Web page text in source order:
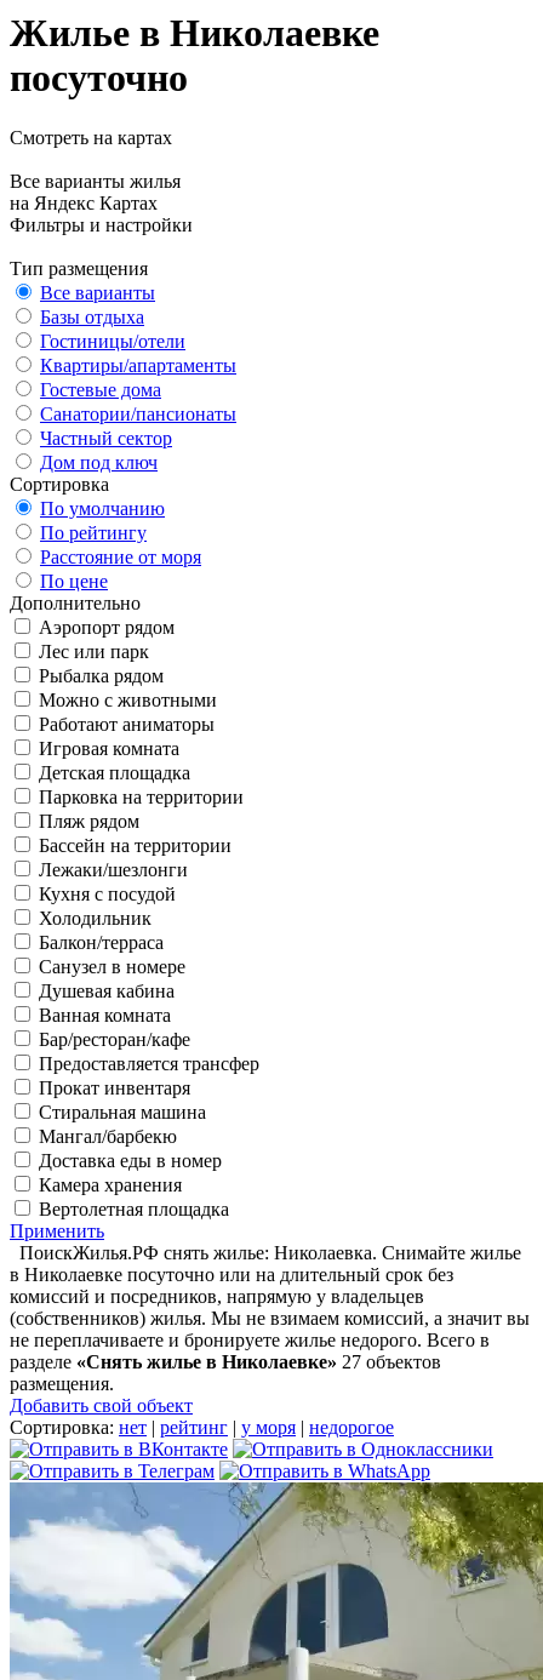
Жилье в Николаевке
посуточно
Смотреть на картах
Все варианты жилья
на Яндекс Картах
Фильтры и настройки
Тип размещения
Все варианты
Базы отдыха
Гостиницы/отели
Квартиры/апартаменты
Гостевые дома
Санатории/пансионаты
Частный сектор
Дом под ключ
Сортировка
По умолчанию
По рейтингу
Расстояние от моря
По цене
Дополнительно
Аэропорт рядом
Лес или парк
Рыбалка рядом
Можно с животными
Работают аниматоры
Игровая комната
Детская площадка
Парковка на территории
Пляж рядом
Бассейн на территории
Лежаки/шезлонги
Кухня с посудой
Холодильник
Балкон/терраса
Санузел в номере
Душевая кабина
Ванная комната
Бар/ресторан/кафе
Предоставляется трансфер
Прокат инвентаря
Стиральная машина
Мангал/барбекю
Доставка еды в номер
Камера хранения
Вертолетная площадка
Применить
ПоискЖилья.РФ снять жилье: Николаевка. Снимайте жилье
в Николаевке посуточно или на длительный срок без
комиссий и посредников, напрямую у владельцев
(собственников) жилья. Мы не взимаем комиссий, а значит вы
не переплачиваете и бронируете жилье недорого. Всего в
разделе «Снять жилье в Николаевке» 27 объектов
размещения.
Добавить свой объект
Сортировка: нет | рейтинг | у моря | недорогое